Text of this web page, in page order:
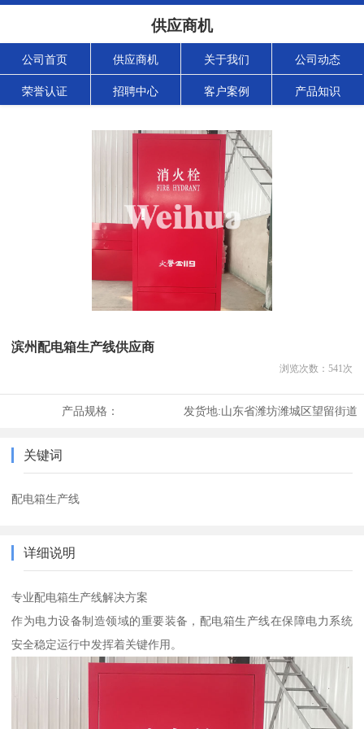
供应商机
公司首页 供应商机 关于我们 公司动态
荣誉认证 招聘中心 客户案例 产品知识
滨州配电箱生产线供应商
浏览次数： 541次
产品规格： 发货地:山东省潍坊潍城区望留街道
关键词
配电箱生产线
详细说明
专业配电箱生产线解决方案
作为电力设备制造领域的重要装备，配电箱生产线在保障电力系统
安全稳定运行中发挥着关键作用。